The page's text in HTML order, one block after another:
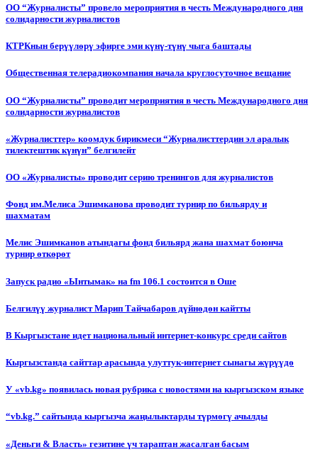
ОО “Журналисты” провело мероприятия в честь Международного дня
солидарности журналистов
КТРКнын берүүлөрү эфирге эми күнү-түнү чыга баштады
Общественная телерадиокомпания начала круглосуточное вещание
ОО “Журналисты” проводит мероприятия в честь Международного дня
солидарности журналистов
«Журналисттер» коомдук бирикмеси “Журналисттердин эл аралык
тилектештик күнүн” белгилейт
ОО «Журналисты» проводит серию тренингов для журналистов
Фонд им.Мелиса Эшимканова проводит турнир по бильярду и
шахматам
Мелис Эшимканов атындагы фонд бильярд жана шахмат боюнча
турнир өткөрөт
Запуск радио «Ынтымак» на fm 106.1 состоится в Оше
Белгилүү журналист Марип Тайчабаров дүйнөдөн кайтты
В Кыргызстане идет национальный интернет-конкурс среди сайтов
Кыргызстанда сайттар арасында улуттук-интернет сынагы жүрүүдө
У «vb.kg» появилась новая рубрика с новостями на кыргызском языке
“vb.kg.” сайтында кыргызча жаңылыктарды түрмөгү ачылды
«Деньги & Власть» гезитине үч тараптан жасалган басым